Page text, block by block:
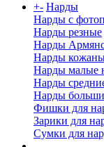
+- Нарды
Нарды с
Нарды резные
Нарды
Нарды
Нарды малые
Нарды
Нарды
Фишки для
Зарики для
Сумки для